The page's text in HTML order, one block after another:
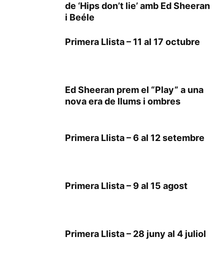
de ‘Hips don’t lie’ amb Ed Sheeran
i Beéle
Primera Llista – 11 al 17 octubre
Ed Sheeran prem el “Play” a una
nova era de llums i ombres
Primera Llista – 6 al 12 setembre
Primera Llista – 9 al 15 agost
Primera Llista – 28 juny al 4 juliol